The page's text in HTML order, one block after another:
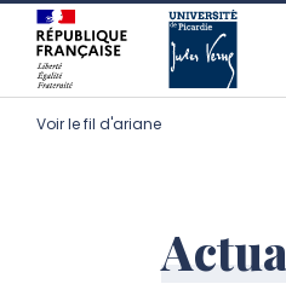
Aller à l’entête de page
Aller au menu principale
Aller au contenu principal
Aller à la recherche
Passer aux cookies
Aller au pied de page
Voir le fil d'ariane